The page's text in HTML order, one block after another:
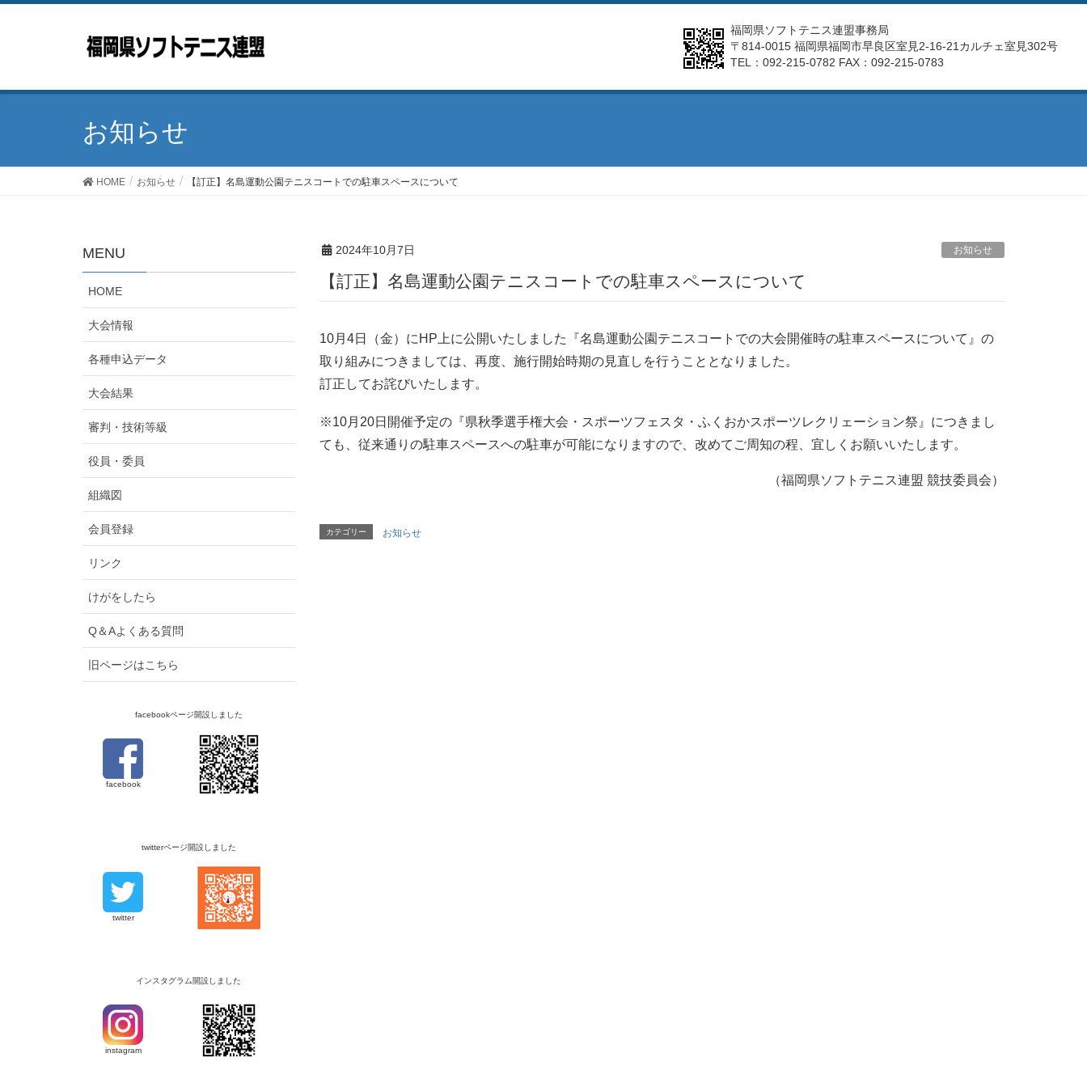
福岡県ソフトテニス連盟事務局
〒814-0015 福岡県福岡市早良区室見2-16-21カルチェ室見302号
TEL：092-215-0782 FAX：092-215-0783
お知らせ
HOME お知らせ 【訂正】名島運動公園テニスコートでの駐⾞スペースについて
2024年10月7日 お知らせ
【訂正】名島運動公園テニスコートでの駐⾞スペースについて
10月4日（金）にHP上に公開いたしました『名島運動公園テニスコートでの大会開催時の駐⾞スペースについて』の
取り組みにつきましては、再度、施行開始時期の見直しを行うこととなりました。
訂正してお詫びいたします。
※10月20日開催予定の『県秋季選手権大会・スポーツフェスタ・ふくおかスポーツレクリェーション祭』につきまし
ても、従来通りの駐車スペースへの駐車が可能になりますので、改めてご周知の程、宜しくお願いいたします。
（福岡県ソフトテニス連盟 競技委員会）
カテゴリー お知らせ
MENU
HOME
大会情報
各種申込データ
大会結果
審判・技術等級
役員・委員
組織図
会員登録
リンク
けがをしたら
Q＆Aよくある質問
旧ページはこちら
facebookページ開設しました
facebook
twitterページ開設しました
twitter
インスタグラム開設しました
instagram